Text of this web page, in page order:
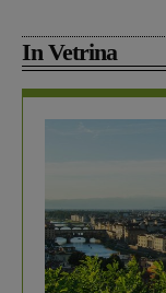
In Vetrina